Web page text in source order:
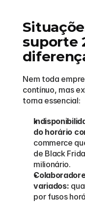
suporte
Nem toda
contínuo, mas
torna essencial:
do horário
commerce
de Black
milionário.
variados:
por fusos